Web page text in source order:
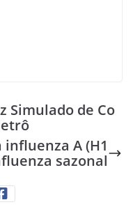
Simulado de Co
A (H1
sazonal